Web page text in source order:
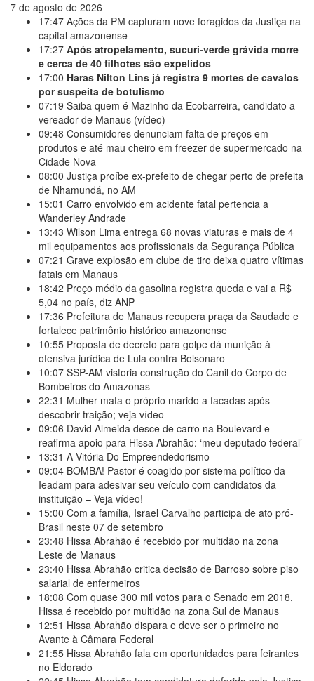
7 de agosto de 2026
17:47 Ações da PM capturam nove foragidos da Justiça na
capital amazonense
17:27 Após atropelamento, sucuri-verde grávida morre
e cerca de 40 filhotes são expelidos
17:00 Haras Nilton Lins já registra 9 mortes de cavalos
por suspeita de botulismo
07:19 Saiba quem é Mazinho da Ecobarreira, candidato a
vereador de Manaus (vídeo)
09:48 Consumidores denunciam falta de preços em
produtos e até mau cheiro em freezer de supermercado na
Cidade Nova
08:00 Justiça proíbe ex-prefeito de chegar perto de prefeita
de Nhamundá, no AM
15:01 Carro envolvido em acidente fatal pertencia a
Wanderley Andrade
13:43 Wilson Lima entrega 68 novas viaturas e mais de 4
mil equipamentos aos profissionais da Segurança Pública
07:21 Grave explosão em clube de tiro deixa quatro vítimas
fatais em Manaus
18:42 Preço médio da gasolina registra queda e vai a R$
5,04 no país, diz ANP
17:36 Prefeitura de Manaus recupera praça da Saudade e
fortalece patrimônio histórico amazonense
10:55 Proposta de decreto para golpe dá munição à
ofensiva jurídica de Lula contra Bolsonaro
10:07 SSP-AM vistoria construção do Canil do Corpo de
Bombeiros do Amazonas
22:31 Mulher mata o próprio marido a facadas após
descobrir traição; veja vídeo
09:06 David Almeida desce de carro na Boulevard e
reafirma apoio para Hissa Abrahão: ‘meu deputado federal’
13:31 A Vitória Do Empreendedorismo
09:04 BOMBA! Pastor é coagido por sistema político da
Ieadam para adesivar seu veículo com candidatos da
instituição – Veja vídeo!
15:00 Com a família, Israel Carvalho participa de ato pró-
Brasil neste 07 de setembro
23:48 Hissa Abrahão é recebido por multidão na zona
Leste de Manaus
23:40 Hissa Abrahão critica decisão de Barroso sobre piso
salarial de enfermeiros
18:08 Com quase 300 mil votos para o Senado em 2018,
Hissa é recebido por multidão na zona Sul de Manaus
12:51 Hissa Abrahão dispara e deve ser o primeiro no
Avante à Câmara Federal
21:55 Hissa Abrahão fala em oportunidades para feirantes
no Eldorado